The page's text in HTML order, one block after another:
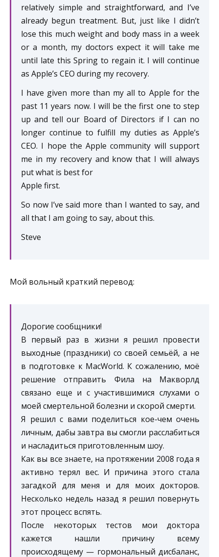
relatively simple and straightforward, and I’ve
already begun treatment. But, just like I didn’t
lose this much weight and body mass in a week
or a month, my doctors expect it will take me
until late this Spring to regain it. I will continue
as Apple’s CEO during my recovery.
I have given more than my all to Apple for the
past 11 years now. I will be the first one to step
up and tell our Board of Directors if I can no
longer continue to fulfill my duties as Apple’s
CEO. I hope the Apple community will support
me in my recovery and know that I will always
put what is best for
Apple first.
So now I’ve said more than I wanted to say, and
all that I am going to say, about this.
Steve
Мой вольный краткий перевод:
Дорогие сообщники!
В первый раз в жизни я решил провести
выходные (праздники) со своей семьёй, а не
в подготовке к MacWorld. К сожалению, моё
решение отправить Фила на Макворлд
связано еще и с участившимися слухами о
моей смертельной болезни и скорой смерти.
Я решил с вами поделиться кое-чем очень
личным, дабы завтра вы смогли расслабиться
и насладиться приготовленным шоу.
Как вы все знаете, на протяжении 2008 года я
активно терял вес. И причина этого стала
загадкой для меня и для моих докторов.
Несколько недель назад я решил повернуть
этот процесс вспять.
После некоторых тестов мои доктора
кажется нашли причину всему
происходящему — гормональный дисбаланс,